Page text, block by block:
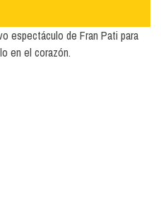
espectáculo de Fran Pati para
en el corazón.